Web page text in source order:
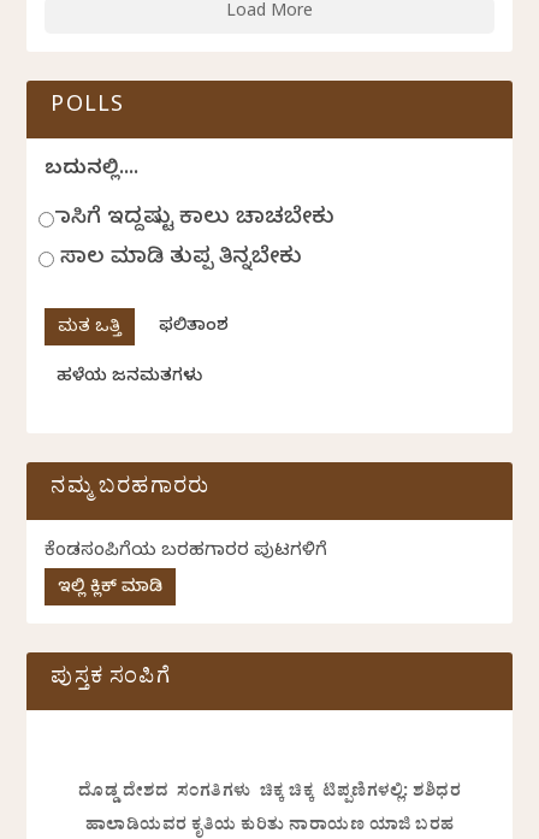
Load More
POLLS
ಬದುಕಿನಲ್ಲಿ....
ಹಾಸಿಗೆ ಇದ್ದಷ್ಟು ಕಾಲು ಚಾಚಬೇಕು
ಸಾಲ ಮಾಡಿ ತುಪ್ಪ ತಿನ್ನಬೇಕು
ಫಲಿತಾಂಶ
ಹಳೆಯ ಜನಮತಗಳು
ನಮ್ಮ ಬರಹಗಾರರು
ಕೆಂಡಸಂಪಿಗೆಯ ಬರಹಗಾರರ ಪುಟಗಳಿಗೆ
ಇಲ್ಲಿ ಕ್ಲಿಕ್ ಮಾಡಿ
ಪುಸ್ತಕ ಸಂಪಿಗೆ
ದೊಡ್ಡ ದೇಶದ ಸಂಗತಿಗಳು ಚಿಕ್ಕ ಚಿಕ್ಕ ಟಿಪ್ಪಣಿಗಳಲ್ಲಿ: ಶಶಿಧರ
ಹಾಲಾಡಿಯವರ ಕೃತಿಯ ಕುರಿತು ನಾರಾಯಣ ಯಾಜಿ ಬರಹ